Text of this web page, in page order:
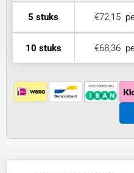
5 stuks €72,15
10 stuks €68,36